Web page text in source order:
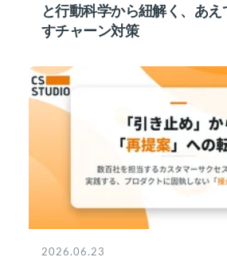
と行動科学から紐解く、あえ
すチャーン対策
2026.06.23